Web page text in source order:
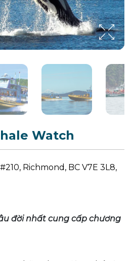
Watch
Richmond, BC V7E 3L8,
đời nhất cung cấp chương